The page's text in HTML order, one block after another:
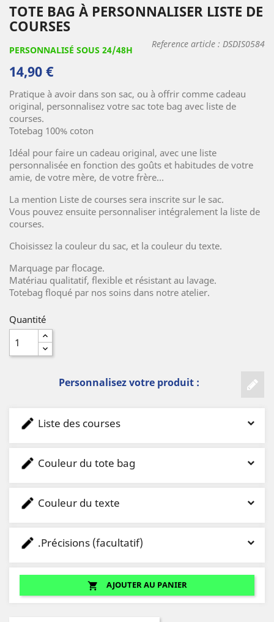
TOTE BAG À PERSONNALISER LISTE DE
COURSES
PERSONNALISÉ SOUS 24/48H
Reference article : DSDIS0584
14,90 €
Pratique à avoir dans son sac, ou à offrir comme cadeau
original, personnalisez votre sac tote bag avec liste de
courses.
Totebag 100% coton
Idéal pour faire un cadeau original, avec une liste
personnalisée en fonction des goûts et habitudes de votre
amie, de votre mère, de votre frère...
La mention Liste de courses sera inscrite sur le sac.
Vous pouvez ensuite personnaliser intégralement la liste de
courses.
Choisissez la couleur du sac, et la couleur du texte.
Marquage par flocage.
Matériau qualitatif, flexible et résistant au lavage.
Totebag floqué par nos soins dans notre atelier.
Quantité
Personnalisez votre produit :
Liste des courses
Couleur du tote bag
Couleur du texte
.Précisions (facultatif)
shopping_cart AJOUTER AU PANIER